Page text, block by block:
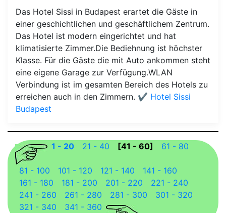
Das Hotel Sissi in Budapest erartet die Gäste in
einer geschichtlichen und geschäftlichem Zentrum.
Das Hotel ist modern eingerichtet und hat
klimatisierte Zimmer.Die Bediehnung ist höchster
Klasse. Für die Gäste die mit Auto ankommen steht
eine eigene Garage zur Verfügung.WLAN
Verbindung ist im gesamten Bereich des Hotels zu
erreichen auch in den Zimmern. ✔️ Hotel Sissi
Budapest
1 - 20 21 - 40 [41 - 60] 61 - 80
81 - 100 101 - 120 121 - 140
141 - 160
161 - 180
181 - 200 201 - 220
221 - 240
241 - 260
261 - 280 281 - 300
301 - 320
321 - 340
341 - 360